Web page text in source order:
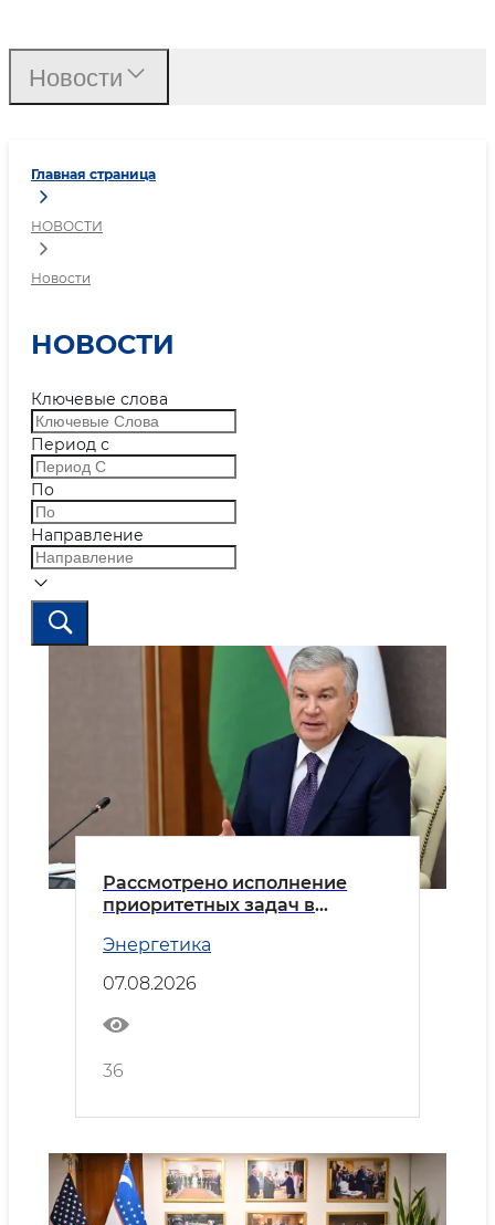
Главная страница
НОВОСТИ
Новости
НОВОСТИ
Ключевые слова
Период с
По
Направление
Рассмотрено исполнение
приоритетных задач в
Энергетика
07.08.2026
36
Новости